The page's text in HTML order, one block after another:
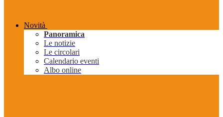
Novità
Panoramica
Le notizie
Le circolari
Calendario eventi
Albo online